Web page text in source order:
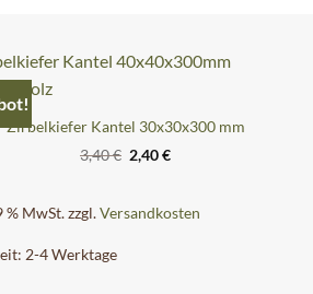
Zirbelkiefer Kantel 30x30x300 mm
3,40€ Ursprünglicher
Preis
2,40€Aktueller
% MwSt.zzgl.Versandkosten
2-4 Werktage